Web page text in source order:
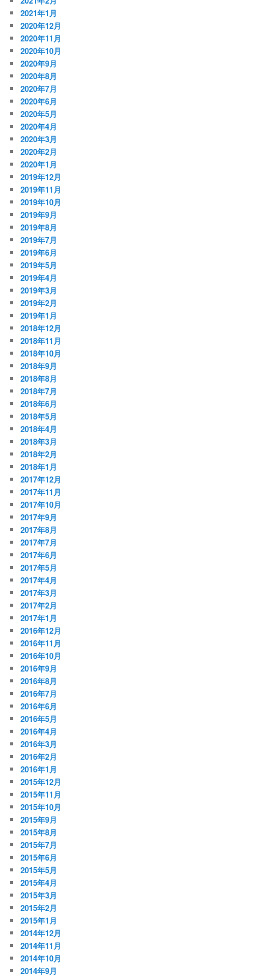
2021年1月
2020年12月
2020年11月
2020年10月
2020年9月
2020年8月
2020年7月
2020年6月
2020年5月
2020年4月
2020年3月
2020年2月
2020年1月
2019年12月
2019年11月
2019年10月
2019年9月
2019年8月
2019年7月
2019年6月
2019年5月
2019年4月
2019年3月
2019年2月
2019年1月
2018年12月
2018年11月
2018年10月
2018年9月
2018年8月
2018年7月
2018年6月
2018年5月
2018年4月
2018年3月
2018年2月
2018年1月
2017年12月
2017年11月
2017年10月
2017年9月
2017年8月
2017年7月
2017年6月
2017年5月
2017年4月
2017年3月
2017年2月
2017年1月
2016年12月
2016年11月
2016年10月
2016年9月
2016年8月
2016年7月
2016年6月
2016年5月
2016年4月
2016年3月
2016年2月
2016年1月
2015年12月
2015年11月
2015年10月
2015年9月
2015年8月
2015年7月
2015年6月
2015年5月
2015年4月
2015年3月
2015年2月
2015年1月
2014年12月
2014年11月
2014年10月
2014年9月